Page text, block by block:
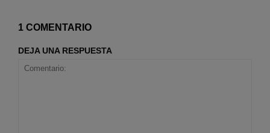
1 COMENTARIO
DEJA UNA RESPUESTA